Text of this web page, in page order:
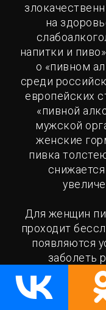
на
напитки и
о «пивном
среди
европейских
«пивной
мужской
женские
пивка
Для женщин
проходит
появляются
заболеть
Примерно две
возраста